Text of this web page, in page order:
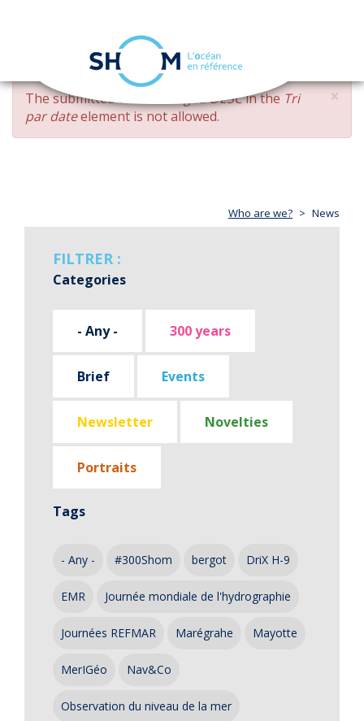
Skip
main
content
navigation
×
ERROR
MESSAGE
The submitted value changed DESCin the Tri
par dateelement is not allowed.
Who are we? News
FILTRER :
Categories
- Any - 300 years
Brief Events
Newsletter Novelties
Portraits
Tags
- Any - #300Shom bergot DriX H-9
EMR Journée mondiale de l'hydrographie
Journées REFMAR Marégrahe Mayotte
MerIGéo Nav&Co
Observation du niveau de la mer